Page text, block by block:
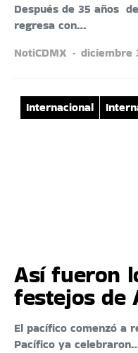
Después de 35 años
regresa con…
NotiCDMX
diciembre
Internacional
Así fueron
festejos de
El pacífico comenzó a
Pacífico ya